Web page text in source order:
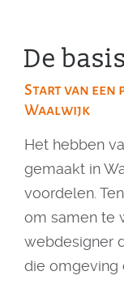
De basis
Start van een
Waalwijk
Het hebben
gemaakt in
voordelen.
om samen te
webdesigner
die omgeving